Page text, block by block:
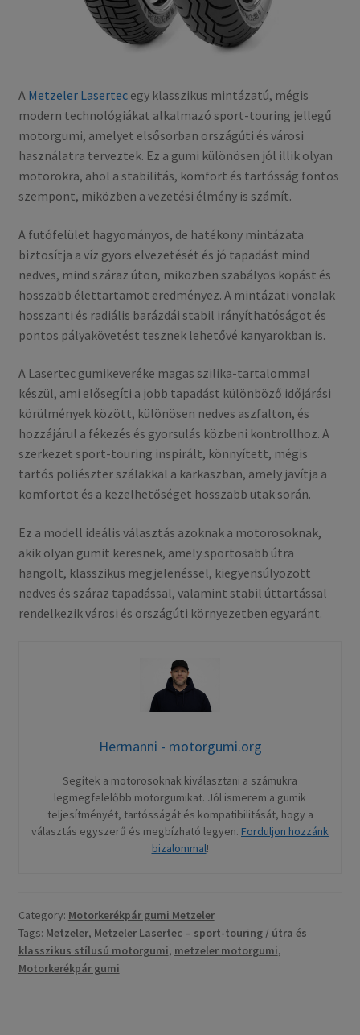
A Metzeler Lasertec egy klasszikus mintázatú, mégis
modern technológiákat alkalmazó sport-touring jellegű
motorgumi, amelyet elsősorban országúti és városi
használatra terveztek. Ez a gumi különösen jól illik olyan
motorokra, ahol a stabilitás, komfort és tartósság fontos
szempont, miközben a vezetési élmény is számít.
A futófelület hagyományos, de hatékony mintázata
biztosítja a víz gyors elvezetését és jó tapadást mind
nedves, mind száraz úton, miközben szabályos kopást és
hosszabb élettartamot eredményez. A mintázati vonalak
hosszanti és radiális barázdái stabil irányíthatóságot és
pontos pályakövetést tesznek lehetővé kanyarokban is.
A Lasertec gumikeveréke magas szilika-tartalommal
készül, ami elősegíti a jobb tapadást különböző időjárási
körülmények között, különösen nedves aszfalton, és
hozzájárul a fékezés és gyorsulás közbeni kontrollhoz. A
szerkezet sport-touring inspirált, könnyített, mégis
tartós poliészter szálakkal a karkaszban, amely javítja a
komfortot és a kezelhetőséget hosszabb utak során.
Ez a modell ideális választás azoknak a motorosoknak,
akik olyan gumit keresnek, amely sportosabb útra
hangolt, klasszikus megjelenéssel, kiegyensúlyozott
nedves és száraz tapadással, valamint stabil úttartással
rendelkezik városi és országúti környezetben egyaránt.
Hermanni - motorgumi.org
Segítek a motorosoknak kiválasztani a számukra
legmegfelelőbb motorgumikat. Jól ismerem a gumik
teljesítményét, tartósságát és kompatibilitását, hogy a
választás egyszerű és megbízható legyen. Forduljon hozzánk
bizalommal!
Category: Motorkerékpár gumi Metzeler
Tags: Metzeler, Metzeler Lasertec – sport-touring / útra és
klasszikus stílusú motorgumi, metzeler motorgumi,
Motorkerékpár gumi